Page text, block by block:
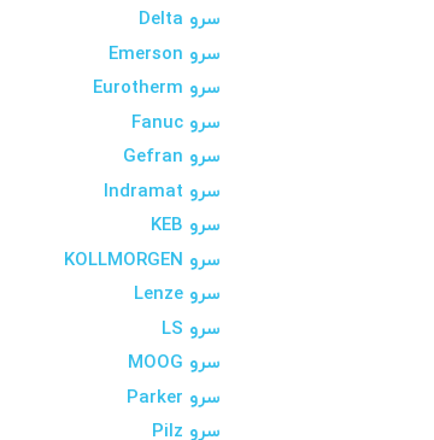
سرو Delta
سرو Emerson
سرو Eurotherm
سرو Fanuc
سرو Gefran
سرو Indramat
سرو KEB
سرو KOLLMORGEN
سرو Lenze
سرو LS
سرو MOOG
سرو Parker
سرو Pilz